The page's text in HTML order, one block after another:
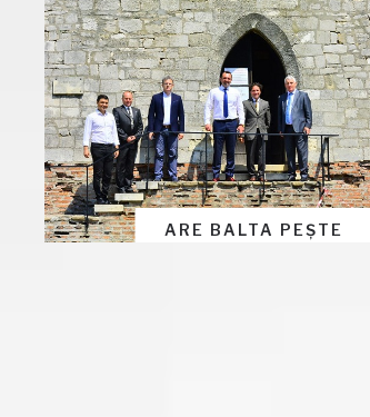
ARE BALTA PEȘTE